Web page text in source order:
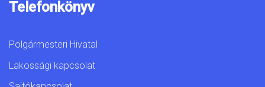
Telefonkönyv
Polgármesteri Hivatal
Lakossági kapcsolat